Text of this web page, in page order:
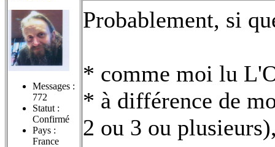
Messages :
772
Statut :
Confirmé
Pays :
France
Probablement, si
* comme moi lu
* à différence de
2 ou 3 ou